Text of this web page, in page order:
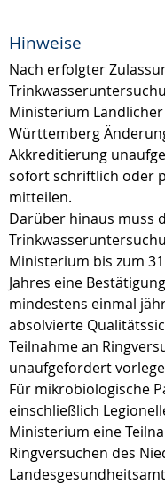
Hinweise
Nach erfolgter
Ministerium
Württemberg
Akkreditierung
sofort schriftlich oder
mitteilen.
Darüber hinaus muss
Ministerium bis zum
Jahres eine
mindestens einmal
absolvierte
Teilnahme an
unaufgefordert
Für mikrobiologische
einschließlich
Ministerium eine
Ringversuchen des